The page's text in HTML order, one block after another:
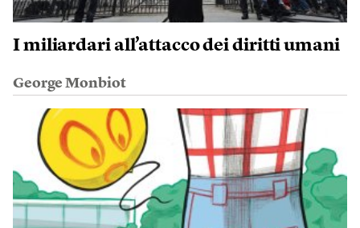
I miliardari all’attacco dei diritti umani
George Monbiot